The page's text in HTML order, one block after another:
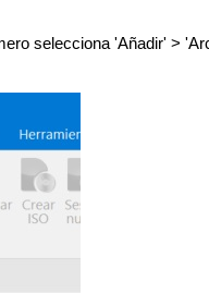
selecciona 'Añadir' >